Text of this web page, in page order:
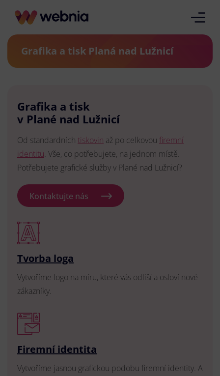
Grafika a tisk Planá nad Lužnicí
Grafika a tisk
v Plané nad Lužnicí
Od standardních tiskovin až po celkovou firemní
identitu. Vše, co potřebujete, na jednom místě.
Potřebujete grafické služby v Plané nad Lužnicí?
Kontaktujte nás
Tvorba loga
Vytvoříme logo na míru, které vás odliší a osloví nové
zákazníky.
Firemní identita
Vytvoříme jasnou grafickou podobu firemní identity. A